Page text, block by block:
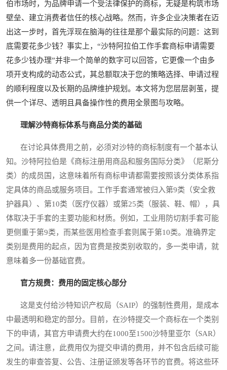
伯市场时，为品牌申请一个受法律保护的商标，无疑是构筑市场
壁垒、建立消费者信任的核心战略。然而，许多企业决策者在迈
出这一步时，首先浮现在脑海的往往是那个最实际的问题：这到
底需要花多少钱？事实上，“沙特阿拉伯工作手套商标申请需要
花多少钱办理”并非一个简单的数字可以回答，它更像一个由多
项开支构成的动态公式，其总额取决于您的策略选择、申请过程
的顺利程度以及长期的品牌维护规划。本文将为您层层剥茧，提
供一个详尽、透明且具备操作性的费用全景图与攻略。
理解沙特商标体系与商品分类的基础
在讨论具体费用之前，必须对沙特的商标制度有一个基本认
知。沙特阿拉伯是《商标注册用商品和服务国际分类》（尼斯分
类）的成员国，这意味着所有商标申请都需要按照该分类体系指
定具体的商品或服务项目。工作手套通常被归入第9类（安全救
护器具）、第10类（医疗仪器）或第25类（服装、鞋、帽），具
体取决于手套的主要功能和材质。例如，工业用防切割手套可能
更侧重于第9类，而某些医用检查手套则属于第10类。准确界定
类别是费用的起点，因为官费是按类别收取的，多一类申请，就
意味着多一份基础官费。
官方规费：费用的固定核心部分
这是支付给沙特知识产权局（SAIP）的强制性费用，是成本
中最透明和稳定的部分。目前，在沙特提交一个商标在一个类别
下的申请，其官方申请费大约在1000至1500沙特里亚尔（SAR）
之间。请注意，此费用仅为提交申请的费用，并不包含后续可能
发生的审查答复、公告、注册证颁发等各环节的官费。将这些环